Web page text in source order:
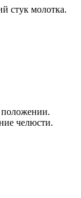
стук молотка.
положении.
челюсти.